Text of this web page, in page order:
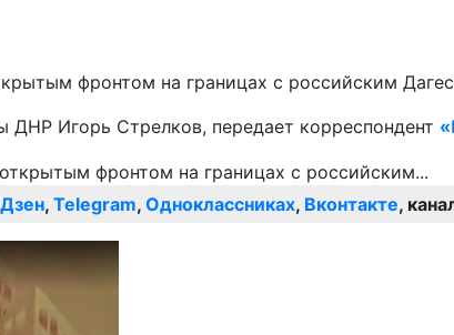
фронтом на границах с российским
Игорь Стрелков, передает корреспондент
, Telegram, Одноклассниках, Вконтакте,